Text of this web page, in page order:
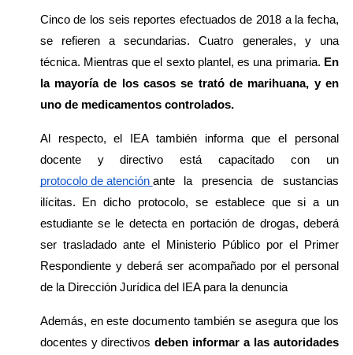
Cinco de los seis reportes efectuados de 2018 a la fecha,
se refieren a secundarias. Cuatro generales, y una
técnica. Mientras que el sexto plantel, es una primaria. En
la mayoría de los casos se trató de marihuana, y en
uno de medicamentos controlados.
Al respecto, el IEA también informa que el personal
docente y directivo está capacitado con un
protocolo de atención ante la presencia de sustancias
ilícitas. En dicho protocolo, se establece que si a un
estudiante se le detecta en portación de drogas, deberá
ser trasladado ante el Ministerio Público por el Primer
Respondiente y deberá ser acompañado por el personal
de la Dirección Jurídica del IEA para la denuncia
Además, en este documento también se asegura que los
docentes y directivos deben informar a las autoridades